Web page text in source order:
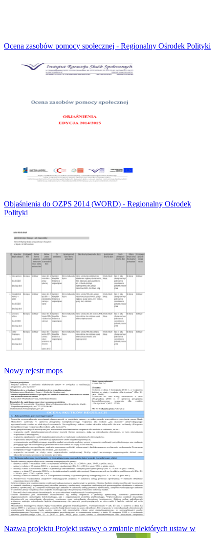
Ocena zasobów pomocy społecznej - Regionalny Ośrodek Polityki
Objaśnienia do OZPS 2014 (WORD) - Regionalny Ośrodek
Polityki
Nowy rejestr mops
Nazwa projektu Projekt ustawy o zmianie niektórych ustaw w